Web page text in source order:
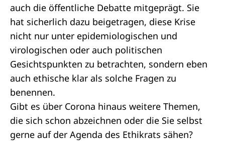
auch die öffentliche Debatte mitgeprägt. Sie
hat sicherlich dazu beigetragen, diese Krise
nicht nur unter epidemiologischen und
virologischen oder auch politischen
Gesichtspunkten zu betrachten, sondern eben
auch ethische klar als solche Fragen zu
benennen.
Gibt es über Corona hinaus weitere Themen,
die sich schon abzeichnen oder die Sie selbst
gerne auf der Agenda des Ethikrats sähen?